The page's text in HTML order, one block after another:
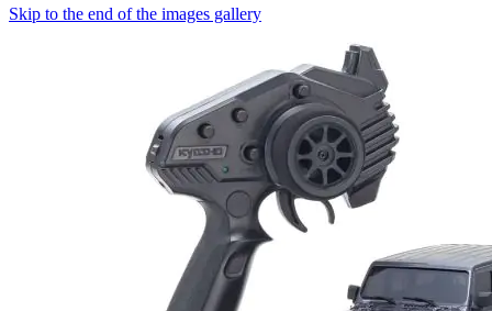
Skip to the end of the images gallery